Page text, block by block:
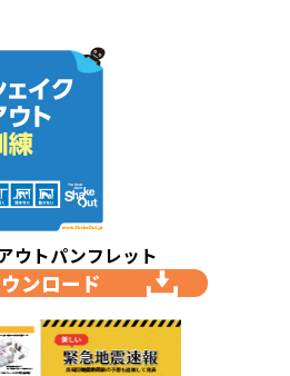
ウトパンフレット
ンロード